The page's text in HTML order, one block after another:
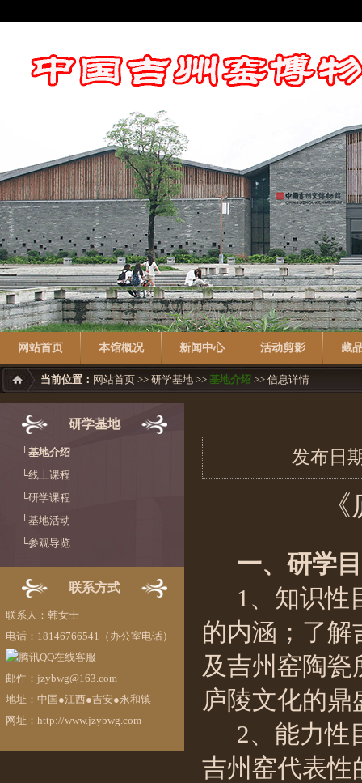
网站首页 本馆概况 新闻中心 活动剪影 藏
当前位置： 网站首页 >> 研学基地 >> 基地介绍 >> 信息详情
研学基地
└基地介绍
└线上课程
└研学课程
└基地活动
└参观导览
联系方式
联系人：韩女士
电话：18146766541（办公室电话）
邮件：jzybwg@163.com
地址：中国●江西●吉安●永和镇
网址：http://www.jzybwg.com
发布日
一、研学
1、知识性
的内涵 ； 了解
及吉州窑陶瓷
庐陵文化的鼎
2、能力性
吉州窑代表性